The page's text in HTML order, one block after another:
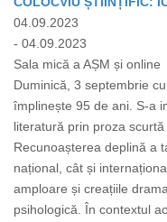
04.09.2023
- 04.09.2023
Sala mică a AȘM și online
Duminică, 3 septembrie
împlinește 95 de ani. S-a
literatură prin proza
Recunoașterea deplină a
național, cât și
amploare și creațiile
psihologică. În contextul